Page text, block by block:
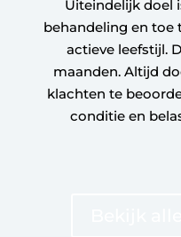
Uiteindelijk doel
behandeling en toe
actieve leefstijl.
maanden. Altijd
klachten te
conditie en